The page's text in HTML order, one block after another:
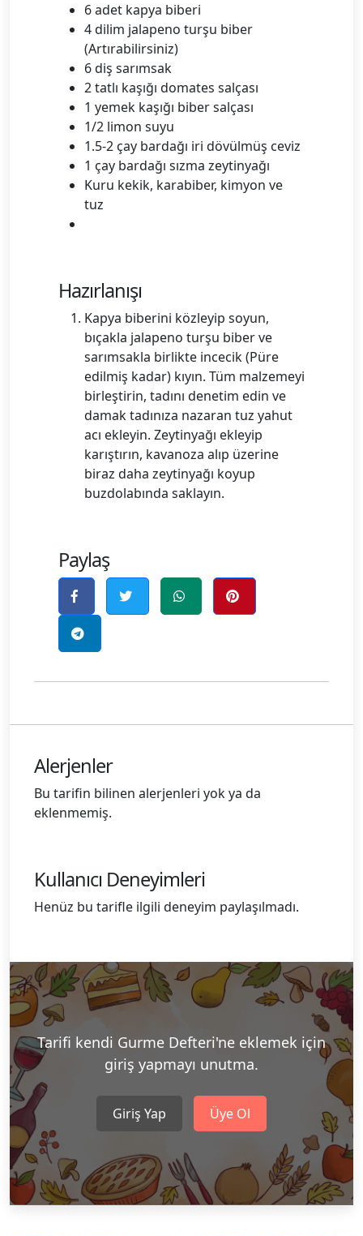
6 adet kapya biberi
4 dilim jalapeno turşu biber
(Artırabilirsiniz)
6 diş sarımsak
2 tatlı kaşığı domates salçası
1 yemek kaşığı biber salçası
1/2 limon suyu
1.5-2 çay bardağı iri dövülmüş ceviz
1 çay bardağı sızma zeytinyağı
Kuru kekik, karabiber, kimyon ve
tuz
Hazırlanışı
Kapya biberini közleyip soyun,
bıçakla jalapeno turşu biber ve
sarımsakla birlikte incecik (Püre
edilmiş kadar) kıyın. Tüm malzemeyi
birleştirin, tadını denetim edin ve
damak tadınıza nazaran tuz yahut
acı ekleyin. Zeytinyağı ekleyip
karıştırın, kavanoza alıp üzerine
biraz daha zeytinyağı koyup
buzdolabında saklayın.
Paylaş
Alerjenler
Bu tarifin bilinen alerjenleri yok ya da
eklenmemiş.
Kullanıcı Deneyimleri
Henüz bu tarifle ilgili deneyim paylaşılmadı.
Tarifi kendi Gurme Defteri'ne eklemek için
giriş yapmayı unutma.
Giriş Yap Üye Ol